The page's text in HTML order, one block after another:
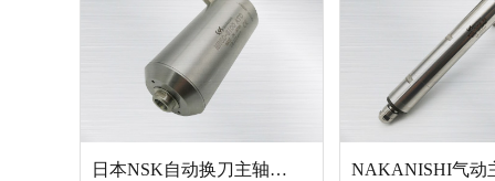
日本NSK自动换刀主轴NR50-5100 ATC